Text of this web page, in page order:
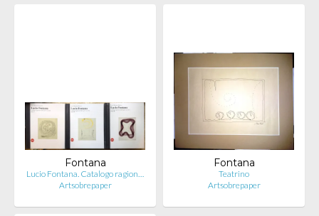
Fontana
Lucio Fontana. Catalogo ragion…
Artsobrepaper
Fontana
Teatrino
Artsobrepaper